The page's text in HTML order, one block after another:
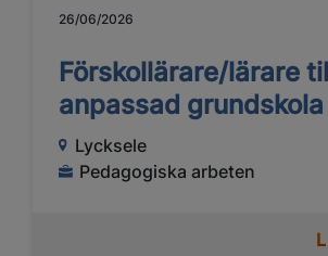
26/06/2026
Förskollärare/lärare
anpassad grundskola
Lycksele
Pedagogiska arbeten